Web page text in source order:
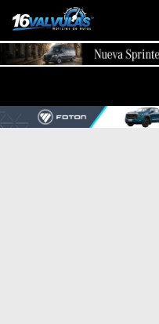
Saltar al contenido